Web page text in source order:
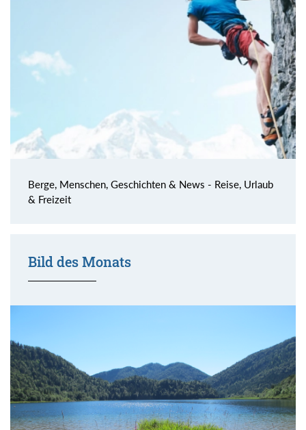
Berge, Menschen, Geschichten & News - Reise, Urlaub
& Freizeit
Bild des Monats